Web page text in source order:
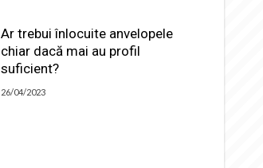
Ar trebui înlocuite anvelopele
chiar dacă mai au profil
suficient?
26/04/2023